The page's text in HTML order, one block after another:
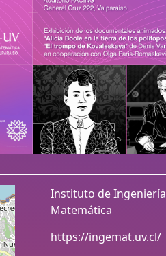
Instituto de Ingeniería
Matemática
https://ingemat.uv.cl/